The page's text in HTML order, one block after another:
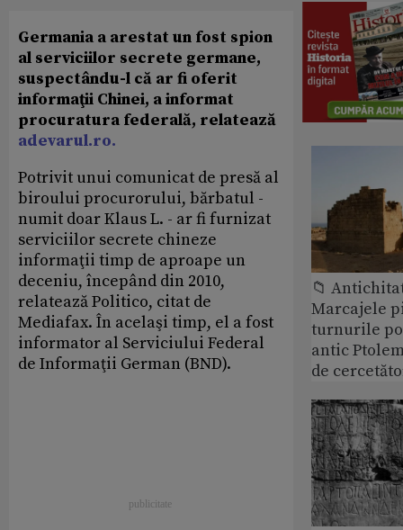
Germania a arestat un fost spion
al serviciilor secrete germane,
suspectându-l că ar fi oferit
informaţii Chinei, a informat
procuratura federală, relatează
adevarul.ro.
Potrivit unui comunicat de presă al
biroului procurorului, bărbatul -
numit doar Klaus L. - ar fi furnizat
serviciilor secrete chineze
informaţii timp de aproape un
deceniu, începând din 2010,
relatează Politico, citat de
Mediafax. În acelaşi timp, el a fost
informator al Serviciului Federal
de Informaţii German (BND).
📁
Marcajele
turnurile
antic
de